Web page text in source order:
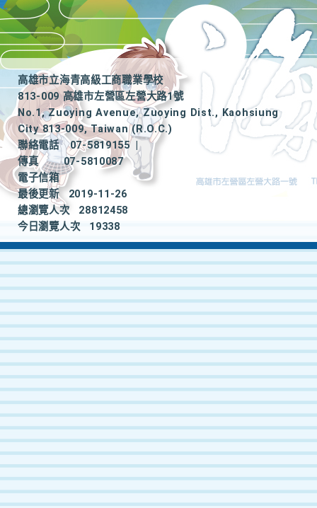
高雄市立海青高級工商職業學校
813-009 高雄市左營區左營大路1號
No.1, Zuoying Avenue, Zuoying Dist., Kaohsiung
City 813-009, Taiwan (R.O.C.)
聯絡電話
07-5819155
|
傳真
07-5810087
電子信箱
最後更新
2019-11-26
總瀏覽人次
28812458
今日瀏覽人次
19338